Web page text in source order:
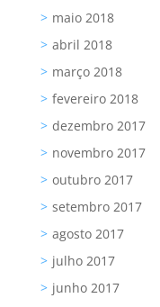
maio 2018
abril 2018
março 2018
fevereiro 2018
dezembro 2017
novembro 2017
outubro 2017
setembro 2017
agosto 2017
julho 2017
junho 2017